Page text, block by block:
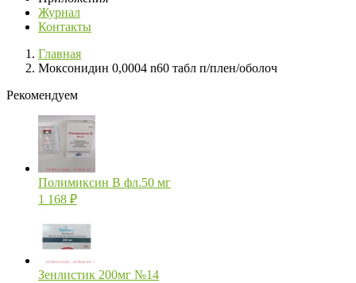
Журнал
Контакты
Главная
Моксонидин 0,0004 n60 табл п/плен/оболоч
Рекомендуем
Полимиксин В фл.50 мг
1 168 ₽
Зенлистик 200мг №14